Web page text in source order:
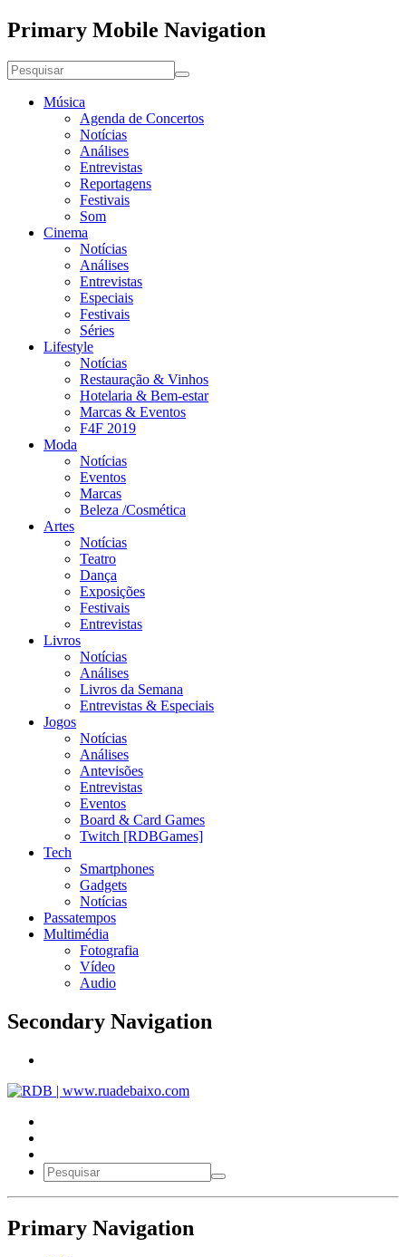
Primary Mobile Navigation
Música
Agenda de Concertos
Notícias
Análises
Entrevistas
Reportagens
Festivais
Som
Cinema
Notícias
Análises
Entrevistas
Especiais
Festivais
Séries
Lifestyle
Notícias
Restauração & Vinhos
Hotelaria & Bem-estar
Marcas & Eventos
F4F 2019
Moda
Notícias
Eventos
Marcas
Beleza /Cosmética
Artes
Notícias
Teatro
Dança
Exposições
Festivais
Entrevistas
Livros
Notícias
Análises
Livros da Semana
Entrevistas & Especiais
Jogos
Notícias
Análises
Antevisões
Entrevistas
Eventos
Board & Card Games
Twitch [RDBGames]
Tech
Smartphones
Gadgets
Notícias
Passatempos
Multimédia
Fotografia
Vídeo
Audio
Secondary Navigation
Primary Navigation